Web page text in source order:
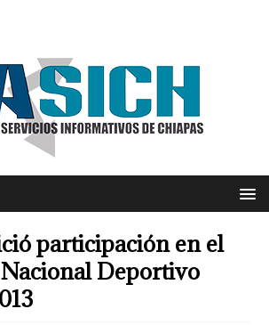
participación en el
Deportivo